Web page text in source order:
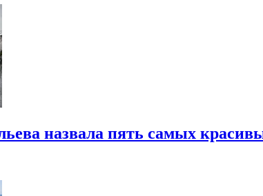
назвала пять самых